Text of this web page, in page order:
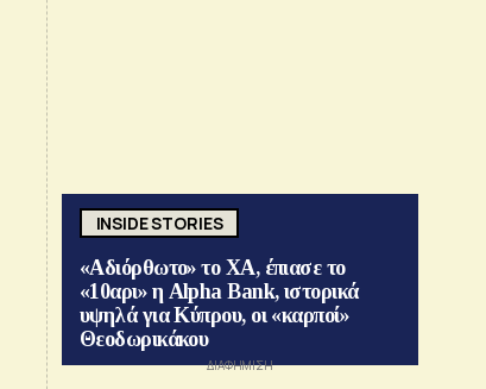
INSIDE STORIES
«Αδιόρθωτο» το ΧΑ, έπιασε το
«10αρι» η Alpha Bank, ιστορικά
υψηλά για Κύπρου, οι «καρποί»
Θεοδωρικάκου